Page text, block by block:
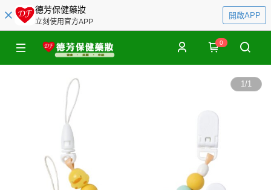
德芳保健藥妝
立刻使用官方APP
開啟APP
0
1/1